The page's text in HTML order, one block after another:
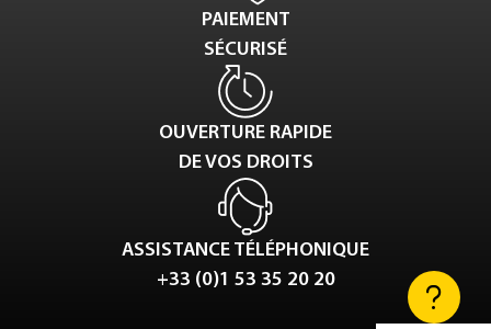
PAIEMENT
SÉCURISÉ
OUVERTURE RAPIDE
DE VOS DROITS
ASSISTANCE TÉLÉPHONIQUE
+33 (0)1 53 35 20 20